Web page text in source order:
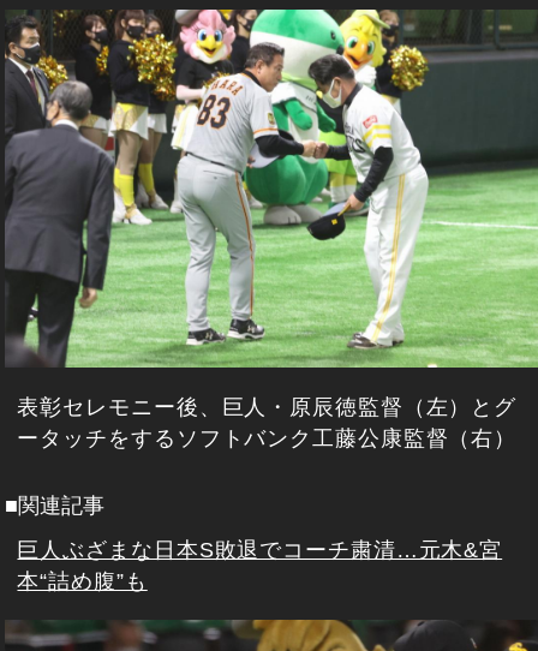
表彰セレモニー後、巨人・原辰徳監督（左）とグ
ータッチをするソフトバンク工藤公康監督（右）
■関連記事
巨人ぶざまな日本S敗退でコーチ粛清…元木&宮
本“詰め腹”も